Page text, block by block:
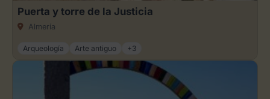
Puerta y torre de la Justicia
Almería
Arqueología Arte antiguo +3